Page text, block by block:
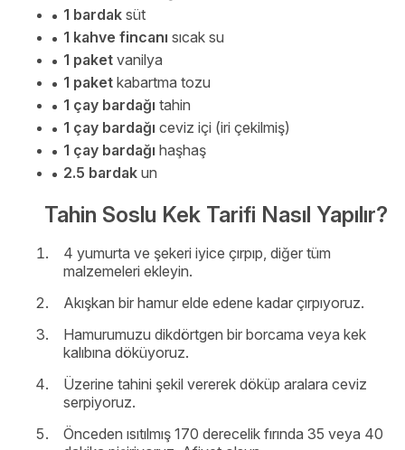
1 bardak süt
1 kahve fincanı sıcak su
1 paket vanilya
1 paket kabartma tozu
1 çay bardağı tahin
1 çay bardağı ceviz içi (iri çekilmiş)
1 çay bardağı haşhaş
2.5 bardak un
Tahin Soslu Kek Tarifi Nasıl Yapılır?
4 yumurta ve şekeri iyice çırpıp, diğer tüm
malzemeleri ekleyin.
Akışkan bir hamur elde edene kadar çırpıyoruz.
Hamurumuzu dikdörtgen bir borcama veya kek
kalıbına döküyoruz.
Üzerine tahini şekil vererek döküp aralara ceviz
serpiyoruz.
Önceden ısıtılmış 170 derecelik fırında 35 veya 40